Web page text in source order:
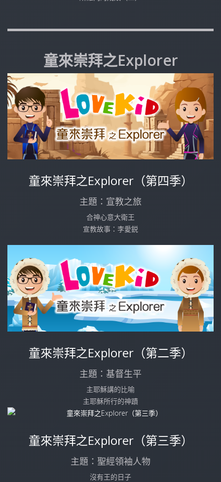
童來崇拜之Explorer
童來崇拜之Explorer（第四季）
主題：宣教之旅
合神心意大衛王
宣教故事：李愛鋭
童來崇拜之Explorer（第二季）
主題：基督生平
主耶穌講的比喻
主耶穌所行的神蹟
童來崇拜之Explorer（第三季）
主題：聖經領袖人物
沒有王的日子